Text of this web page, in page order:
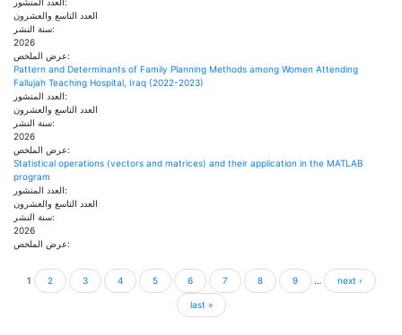
العدد التاسع والعشرون
سنة النشر:
2026
عرض الملخص:
Pattern and Determinants of Family Planning Methods among Women Attending
Fallujah Teaching Hospital, Iraq (2022-2023)
العدد المنشور:
العدد التاسع والعشرون
سنة النشر:
2026
عرض الملخص:
Statistical operations (vectors and matrices) and their application in the MATLAB
program
العدد المنشور:
العدد التاسع والعشرون
سنة النشر:
2026
عرض الملخص:
1 2 3 4 5 6 7 8 9 … next ›
last »